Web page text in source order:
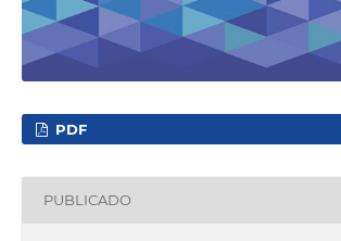
PDF
PUBLICADO